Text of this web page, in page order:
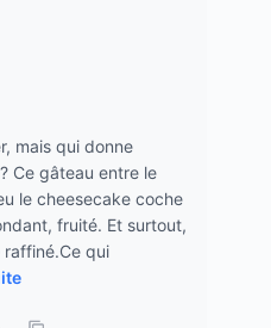
mais qui donne
Ce gâteau entre le
le cheesecake coche
fruité. Et surtout,
raffiné.Ce qui